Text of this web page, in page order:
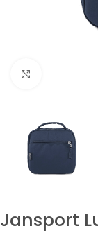
Jansport